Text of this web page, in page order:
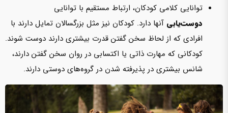
توانایی کلامی کودکان، ارتباط مستقیم با توانایی
دوست‌یابی آن­ها دارد. کودکان نیز مثل بزرگسالان تمایل دارند با
افرادی که از لحاظ سخن گفتن قدرت بیشتری دارند دوست شوند.
کودکانی که مهارت ذاتی یا اکتسابی در روان سخن گفتن دارند،
شانس بیشتری در پذیرفته شدن در گروه‌های دوستی دارند.